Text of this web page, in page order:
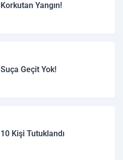
Korkutan Yangın!
Suça Geçit Yok!
10 Kişi Tutuklandı